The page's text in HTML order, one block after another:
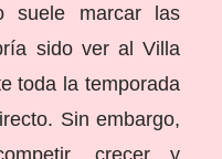
suele marcar las
sido ver al Villa
toda la temporada
Sin embargo,
crecer y